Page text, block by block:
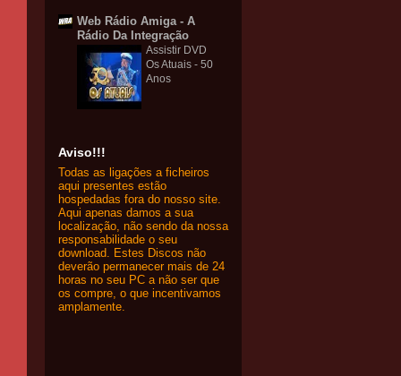
Web Rádio Amiga - A
Rádio Da Integração
Assistir DVD
Os Atuais - 50
Anos
Aviso!!!
Todas as ligações a ficheiros
aqui presentes estão
hospedadas fora do nosso site.
Aqui apenas damos a sua
localização, não sendo da nossa
responsabilidade o seu
download. Estes Discos não
deverão permanecer mais de 24
horas no seu PC a não ser que
os compre, o que incentivamos
amplamente.